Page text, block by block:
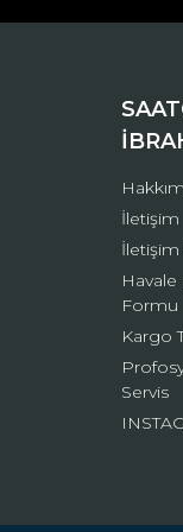
İletişim
Formu
Kargo
Servis